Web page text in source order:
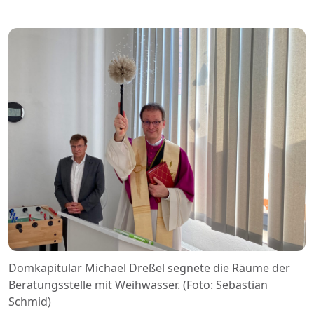
Domkapitular Michael Dreßel segnete die Räume der
Beratungsstelle mit Weihwasser. (Foto: Sebastian
Schmid)